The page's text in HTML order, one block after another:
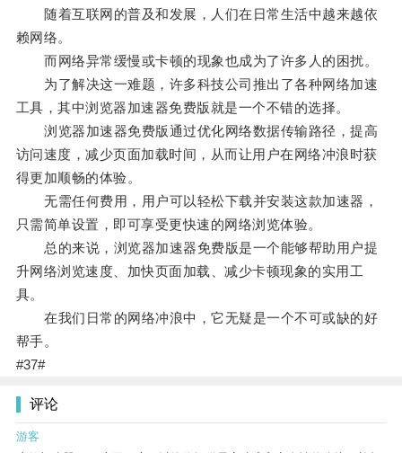
随着互联网的普及和发展，人们在日常生活中越来越依
赖网络。
而网络异常缓慢或卡顿的现象也成为了许多人的困扰。
为了解决这一难题，许多科技公司推出了各种网络加速
工具，其中浏览器加速器免费版就是一个不错的选择。
浏览器加速器免费版通过优化网络数据传输路径，提高
访问速度，减少页面加载时间，从而让用户在网络冲浪时获
得更加顺畅的体验。
无需任何费用，用户可以轻松下载并安装这款加速器，
只需简单设置，即可享受更快速的网络浏览体验。
总的来说，浏览器加速器免费版是一个能够帮助用户提
升网络浏览速度、加快页面加载、减少卡顿现象的实用工
具。
在我们日常的网络冲浪中，它无疑是一个不可或缺的好
帮手。
#37#
评论
游客